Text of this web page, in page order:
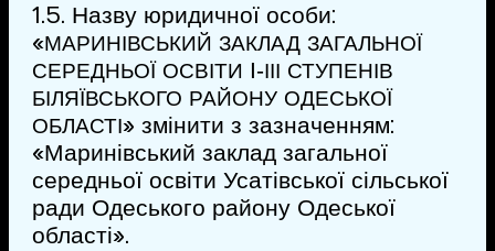
1.5. Назву юридичної особи:
«МАРИНІВСЬКИЙ ЗАКЛАД ЗАГАЛЬНОЇ
СЕРЕДНЬОЇ ОСВІТИ І‑ІІІ СТУПЕНІВ
БІЛЯЇВСЬКОГО РАЙОНУ ОДЕСЬКОЇ
ОБЛАСТІ» змінити з зазначенням:
«Маринівський заклад загальної
середньої освіти Усатівської сільської
ради Одеського району Одеської
області».